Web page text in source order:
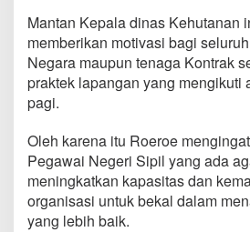
Mantan Kepala dinas Kehutanan
memberikan motivasi bagi
Negara maupun tenaga Kontrak
praktek lapangan yang mengikuti
pagi.
Oleh karena itu Roeroe
Pegawai Negeri Sipil yang ada
meningkatkan kapasitas dan
organisasi untuk bekal dalam
yang lebih baik.